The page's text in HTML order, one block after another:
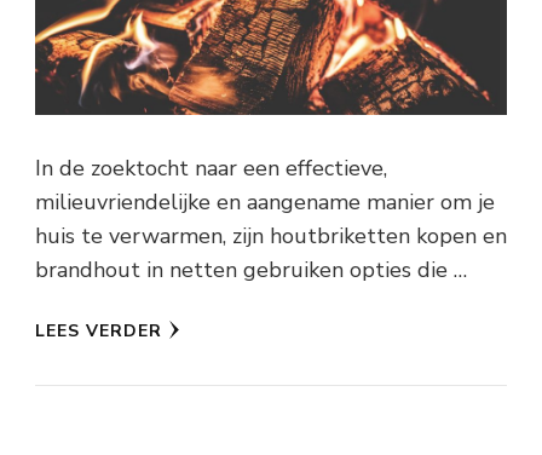
In de zoektocht naar een effectieve,
milieuvriendelijke en aangename manier om je
huis te verwarmen, zijn houtbriketten kopen en
brandhout in netten gebruiken opties die …
LEES VERDER